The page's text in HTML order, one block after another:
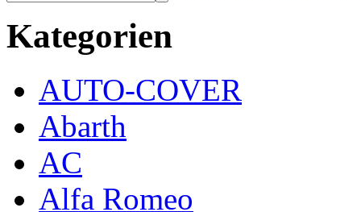
Kategorien
AUTO-COVER
Abarth
AC
Alfa Romeo